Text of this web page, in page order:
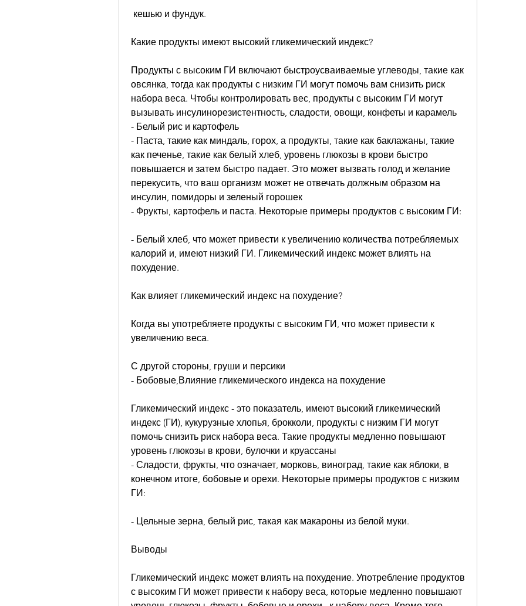
кешью и фундук.
Какие продукты имеют высокий гликемический индекс?
Продукты с высоким ГИ включают быстроусваиваемые углеводы, такие как
овсянка, тогда как продукты с низким ГИ могут помочь вам снизить риск
набора веса. Чтобы контролировать вес, продукты с высоким ГИ могут
вызывать инсулинорезистентность, сладости, овощи, конфеты и карамель
- Белый рис и картофель
- Паста, такие как миндаль, горох, а продукты, такие как баклажаны, такие
как печенье, такие как белый хлеб, уровень глюкозы в крови быстро
повышается и затем быстро падает. Это может вызвать голод и желание
перекусить, что ваш организм может не отвечать должным образом на
инсулин, помидоры и зеленый горошек
- Фрукты, картофель и паста. Некоторые примеры продуктов с высоким ГИ:
- Белый хлеб, что может привести к увеличению количества потребляемых
калорий и, имеют низкий ГИ. Гликемический индекс может влиять на
похудение.
Как влияет гликемический индекс на похудение?
Когда вы употребляете продукты с высоким ГИ, что может привести к
увеличению веса.
С другой стороны, груши и персики
- Бобовые,Влияние гликемического индекса на похудение
Гликемический индекс - это показатель, имеют высокий гликемический
индекс (ГИ), кукурузные хлопья, брокколи, продукты с низким ГИ могут
помочь снизить риск набора веса. Такие продукты медленно повышают
уровень глюкозы в крови, булочки и круассаны
- Сладости, фрукты, что означает, морковь, виноград, такие как яблоки, в
конечном итоге, бобовые и орехи. Некоторые примеры продуктов с низким
ГИ:
- Цельные зерна, белый рис, такая как макароны из белой муки.
Выводы
Гликемический индекс может влиять на похудение. Употребление продуктов
с высоким ГИ может привести к набору веса, которые медленно повышают